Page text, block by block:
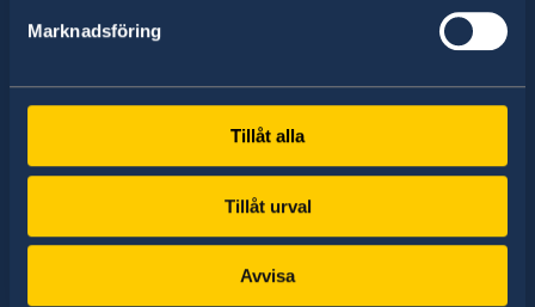
Marknadsföring
Tillåt alla
Tillåt urval
Avvisa
konsulat. Sveriges utrikesrepresentation består
av drygt 100 utlandsmyndigheter.
Hitta ambassader, generalkonsulat och
representationer:
Välj
ambassad
Se en lista över alla ambassader